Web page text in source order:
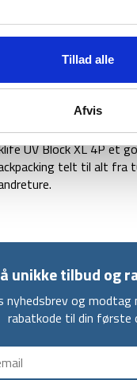
Tillad alle
Afvis
om natten.
kommer med
og teltet kan
farve er grøn.
UV Block XL 4P et
telt til alt fra
unikke tilbud og
nyhedsbrev og modtag
rabatkode til din første